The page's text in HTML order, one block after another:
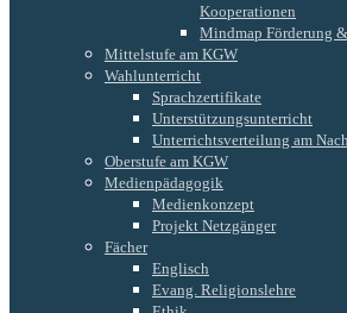
Kooperationen
Mindmap Förderung
Mittelstufe am KGW
Wahlunterricht
Sprachzertifikate
Unterstützungsunterricht
Unterrichtsverteilung am
Oberstufe am KGW
Medienpädagogik
Medienkonzept
Projekt Netzgänger
Fächer
Englisch
Evang. Religionslehre